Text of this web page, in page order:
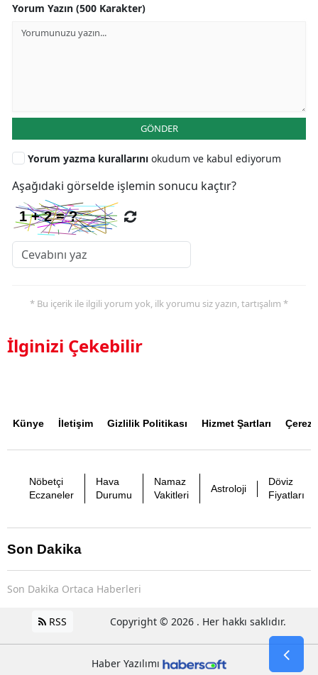
Yorum Yazın (500 Karakter)
GÖNDER
Yorum yazma kurallarını okudum ve kabul ediyorum
Aşağıdaki görselde işlemin sonucu kaçtır?
* Bu içerik ile ilgili yorum yok, ilk yorumu siz yazın, tartışalım *
İlginizi Çekebilir
Künye İletişim Gizlilik Politikası Hizmet Şartları Çerez
Nöbetçi
Eczaneler
Hava
Durumu
Namaz
Vakitleri
Astroloji
Döviz
Fiyatları
Son Dakika
Son Dakika Ortaca Haberleri
RSS Copyright © 2026 . Her hakkı saklıdır.
Haber Yazılımı